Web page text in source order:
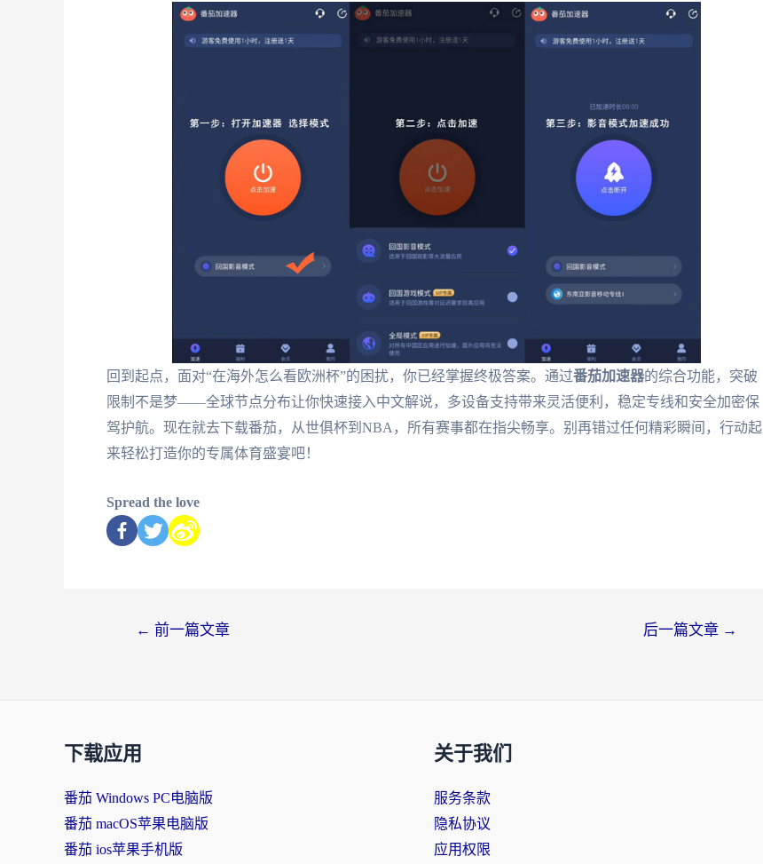
回到起点，面对“在海外怎么看欧洲杯”的困扰，你已经掌握终极答案。通过番茄加速器的综合功能，突破
限制不是梦——全球节点分布让你快速接入中文解说，多设备支持带来灵活便利，稳定专线和安全加密保
驾护航。现在就去下载番茄，从世俱杯到NBA，所有赛事都在指尖畅享。别再错过任何精彩瞬间，行动起
来轻松打造你的专属体育盛宴吧！
Spread the love
← 前一篇文章 后一篇文章 →
下载应用
番茄 Windows PC电脑版
番茄 macOS苹果电脑版
番茄 ios苹果手机版
关于我们
服务条款
隐私协议
应用权限